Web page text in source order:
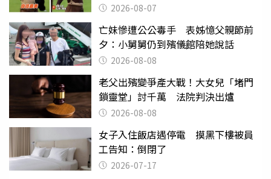
2026-08-07
亡妹慘遭公公毒手 表姊憶父親節前
夕：小舅舅仍到殯儀館陪她說話
2026-08-08
老父出殯變爭產大戰！大女兒「堵門
鎖靈堂」討千萬 法院判決出爐
2026-08-08
女子入住飯店遇停電 摸黑下樓被員
工告知：倒閉了
2026-07-17